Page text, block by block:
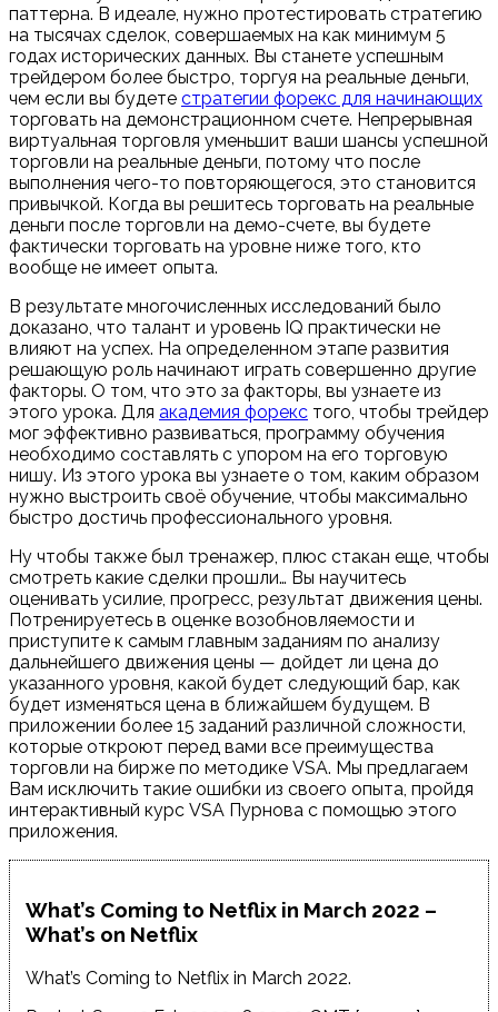
паттерна. В идеале, нужно протестировать стратегию
на тысячах сделок, совершаемых на как минимум 5
годах исторических данных. Вы станете успешным
трейдером более быстро, торгуя на реальные деньги,
чем если вы будете стратегии форекс для начинающих
торговать на демонстрационном счете. Непрерывная
виртуальная торговля уменьшит ваши шансы успешной
торговли на реальные деньги, потому что после
выполнения чего-то повторяющегося, это становится
привычкой. Когда вы решитесь торговать на реальные
деньги после торговли на демо-счете, вы будете
фактически торговать на уровне ниже того, кто
вообще не имеет опыта.
В результате многочисленных исследований было
доказано, что талант и уровень IQ практически не
влияют на успех. На определенном этапе развития
решающую роль начинают играть совершенно другие
факторы. О том, что это за факторы, вы узнаете из
этого урока. Для академия форекс того, чтобы трейдер
мог эффективно развиваться, программу обучения
необходимо составлять с упором на его торговую
нишу. Из этого урока вы узнаете о том, каким образом
нужно выстроить своё обучение, чтобы максимально
быстро достичь профессионального уровня.
Ну чтобы также был тренажер, плюс стакан еще, чтобы
смотреть какие сделки прошли… Вы научитесь
оценивать усилие, прогресс, результат движения цены.
Потренируетесь в оценке возобновляемости и
приступите к самым главным заданиям по анализу
дальнейшего движения цены — дойдет ли цена до
указанного уровня, какой будет следующий бар, как
будет изменяться цена в ближайшем будущем. В
приложении более 15 заданий различной сложности,
которые откроют перед вами все преимущества
торговли на бирже по методике VSA. Мы предлагаем
Вам исключить такие ошибки из своего опыта, пройдя
интерактивный курс VSA Пурнова с помощью этого
приложения.
What’s Coming to Netflix in March 2022 –
What’s on Netflix
What’s Coming to Netflix in March 2022.